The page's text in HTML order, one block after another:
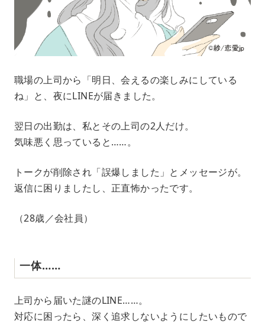
職場の上司から「明日、会えるの楽しみにしている
ね」と、夜にLINEが届きました。
翌日の出勤は、私とその上司の2人だけ。
気味悪く思っていると……。
トークが削除され「誤爆しました」とメッセージが。
返信に困りましたし、正直怖かったです。
（28歳／会社員）
一体……
上司から届いた謎のLINE……。
対応に困ったら、深く追求しないようにしたいもので